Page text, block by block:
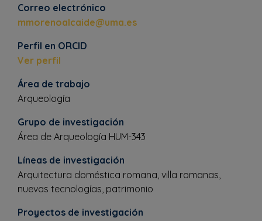
Correo electrónico
mmorenoalcaide@uma.es
Perfil en ORCID
Ver perfil
Área de trabajo
Arqueología
Grupo de investigación
Área de Arqueología HUM-343
Líneas de investigación
Arquitectura doméstica romana, villa romanas,
nuevas tecnologías, patrimonio
Proyectos de investigación